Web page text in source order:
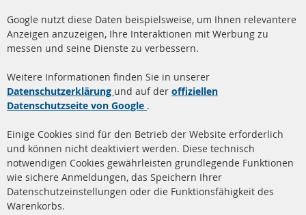
facebook
instagram
Quick Links
Dieselpartikelfilter (DPF)
Dieselpartikelfilter
Katalysator (KAT)
Sensoren
FAQ
Kundenservice
Über uns
Versandkosten
Kontakt
Vertrag widerrufen
Google nutzt diese Daten beispielsweise, um Ihnen relevantere
Anzeigen anzuzeigen, Ihre Interaktionen mit Werbung zu
messen und seine Dienste zu verbessern.
Weitere Informationen finden Sie in unserer
Datenschutzerklärung und auf der offiziellen
Datenschutzseite von Google .
Einige Cookies sind für den Betrieb der Website erforderlich
und können nicht deaktiviert werden. Diese technisch
notwendigen Cookies gewährleisten grundlegende Funktionen
wie sichere Anmeldungen, das Speichern Ihrer
Datenschutzeinstellungen oder die Funktionsfähigkeit des
Warenkorbs.